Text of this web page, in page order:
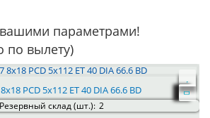
параметрами!
по вылету)
PCD 5x112 ET 40 DIA 66.6 BD
Резервный склад (шт.): 2